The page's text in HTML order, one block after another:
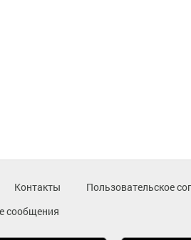
Контакты Пользовательское
сообщения